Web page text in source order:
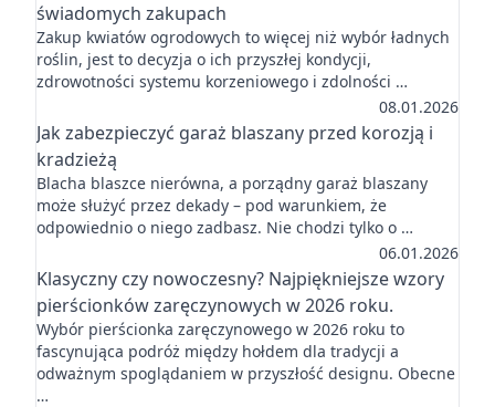
świadomych zakupach
Zakup kwiatów ogrodowych to więcej niż wybór ładnych
roślin, jest to decyzja o ich przyszłej kondycji,
zdrowotności systemu korzeniowego i zdolności …
08.01.2026
Jak zabezpieczyć garaż blaszany przed korozją i
kradzieżą
Blacha blaszce nierówna, a porządny garaż blaszany
może służyć przez dekady – pod warunkiem, że
odpowiednio o niego zadbasz. Nie chodzi tylko o …
06.01.2026
Klasyczny czy nowoczesny? Najpiękniejsze wzory
pierścionków zaręczynowych w 2026 roku.
Wybór pierścionka zaręczynowego w 2026 roku to
fascynująca podróż między hołdem dla tradycji a
odważnym spoglądaniem w przyszłość designu. Obecne
…